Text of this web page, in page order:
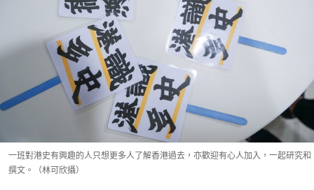
一班對港史有興趣的人只想更多人了解香港過去，亦歡迎有心人加入，一起研究和
撰文。（林可欣攝）